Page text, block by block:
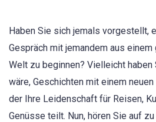
Haben Sie sich jemals vorgestellt,
Gespräch mit jemandem aus
Welt zu beginnen? Vielleicht
wäre, Geschichten mit einem
der Ihre Leidenschaft für Reisen,
Genüsse teilt. Nun, hören Sie auf